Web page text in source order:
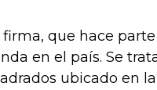
firma, que hace
en el país. Se
ubicado en